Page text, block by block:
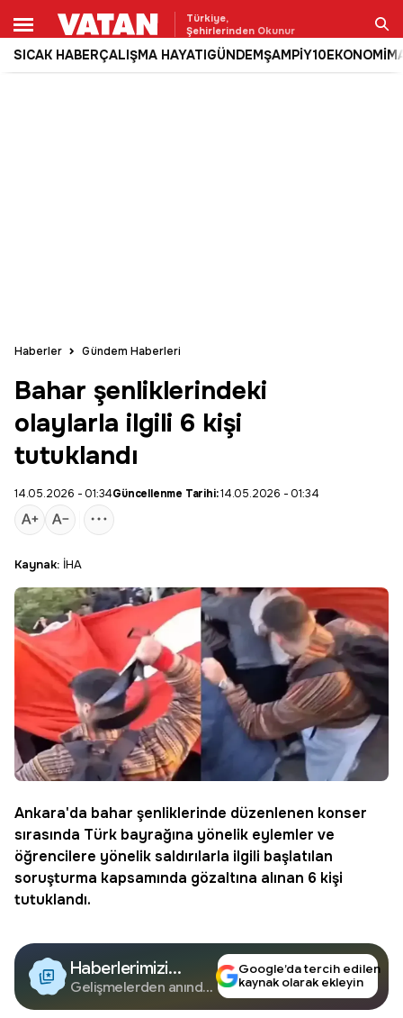
Türkiye,
Şehirlerinden Okunur
SICAK HABERÇALIŞMA HAYATIGÜNDEMŞAMPİY10EKONOMİ
Ara
Haberler Gündem Haberleri
Bahar şenliklerindeki
olaylarla ilgili 6 kişi
tutuklandı
14.05.2026 - 01:34Güncellenme Tarihi:14.05.2026 - 01:34
Kaynak: İHA
Ankara'da bahar şenliklerinde düzenlenen konser
sırasında Türk bayrağına yönelik eylemler ve
öğrencilere yönelik saldırılarla ilgili başlatılan
soruşturma kapsamında gözaltına alınan 6 kişi
tutuklandı.
Haberlerimizi
Google'da Takip
Edin
Gelişmelerden anında
Google’da tercih edilen
kaynak olarak ekleyin